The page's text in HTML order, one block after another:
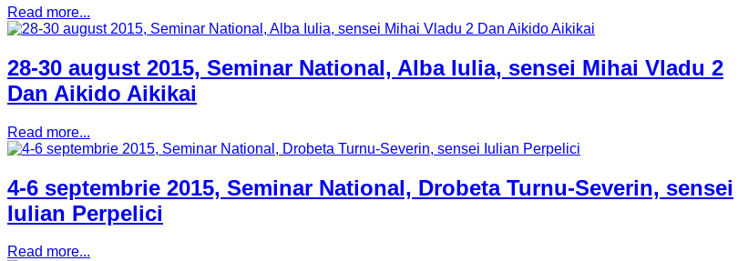
Read more...
28-30 august 2015, Seminar National, Alba Iulia, sensei Mihai Vladu 2
Dan Aikido Aikikai
Read more...
4-6 septembrie 2015, Seminar National, Drobeta Turnu-Severin, sensei
Iulian Perpelici
Read more...